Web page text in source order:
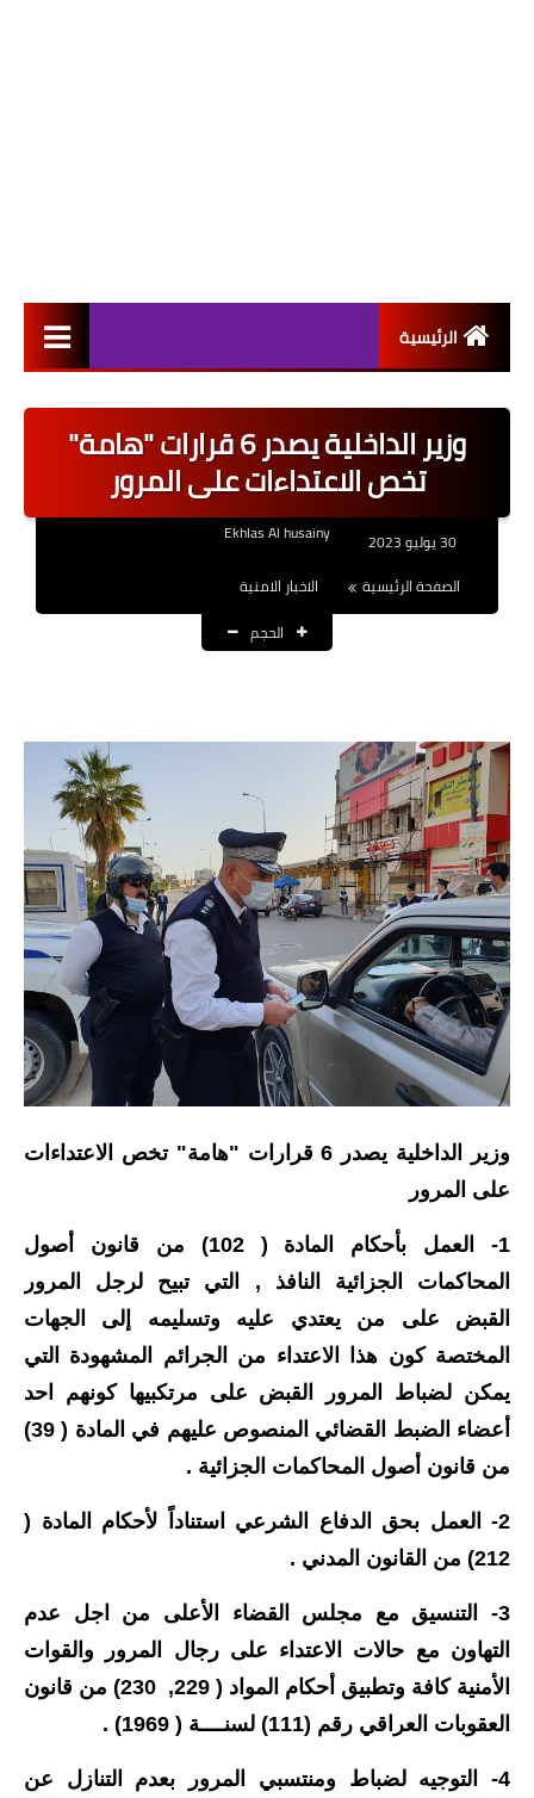
الرئيسية
اخبار القطاع العام
اخبار القطاع الخاص
العقود والاجور اليومية
المنح المالية
قطع الاراضي
اخبار العراق
الاخبار السياسية
الاخبار الاقتصادية
الاخبار الرياضية
اخبار وقرارات وزارة التربية
نتائج الامتحانات
المرحلة الابتدائية
المرحلة المتوسطة
المرحلة الابتدائية
المرحلة المتوسطة
المرحلة الاعدادية
مرشحات
وزير الداخلية يصدر 6 قرارات "هامة"
تخص الاعتداءات على المرور
30 يوليو 2023
Ekhlas Al husainy
الصفحة الرئيسية
الاخبار الامنية
الحجم
وزير الداخلية يصدر 6 قرارات "هامة" تخص الاعتداءات
على المرور
1- العمل بأحكام المادة ( 102) من قانون أصول
المحاكمات الجزائية النافذ , التي تبيح لرجل المرور
القبض على من يعتدي عليه وتسليمه إلى الجهات
المختصة كون هذا الاعتداء من الجرائم المشهودة التي
يمكن لضباط المرور القبض على مرتكبيها كونهم احد
أعضاء الضبط القضائي المنصوص عليهم في المادة ( 39)
من قانون أصول المحاكمات الجزائية .
2- العمل بحق الدفاع الشرعي استناداً لأحكام المادة (
212) من القانون المدني .
3- التنسيق مع مجلس القضاء الأعلى من اجل عدم
التهاون مع حالات الاعتداء على رجال المرور والقوات
الأمنية كافة وتطبيق أحكام المواد ( 229, 230) من قانون
العقوبات العراقي رقم (111) لسنــــة ( 1969) .
4- التوجيه لضباط ومنتسبي المرور بعدم التنازل عن